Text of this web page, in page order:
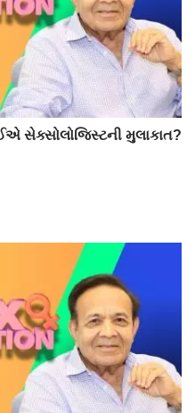
સેક્સોલોજિસ્ટની મુલાકાત?